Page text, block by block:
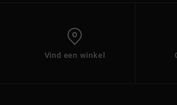
Vind een winkel